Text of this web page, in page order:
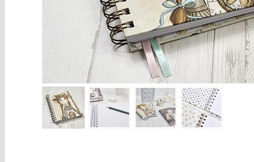
Tarjeta
Regalo
Figuras